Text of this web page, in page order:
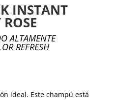
INSTANT
ALTAMENTE
REFRESH
ideal. Este champú está